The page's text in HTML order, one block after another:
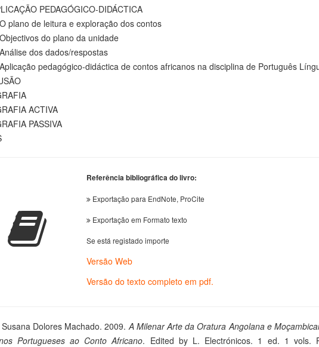
PEDAGÓGICO-DIDÁCTICA
de leitura e exploração dos contos
do plano da unidade
dos dados/respostas
pedagógico-didáctica de contos africanos na disciplina de Português
ACTIVA
PASSIVA
Referência bibliográfica do livro:
Exportação para EndNote, ProCite
Exportação em Formato texto
Se está registado importe
Versão Web
Versão do texto completo em pdf.
Susana Dolores Machado. 2009. A Milenar Arte da Oratura Angolana e
Portugueses ao Conto Africano. Edited by L. Electrónicos. 1 ed. 1 vols.